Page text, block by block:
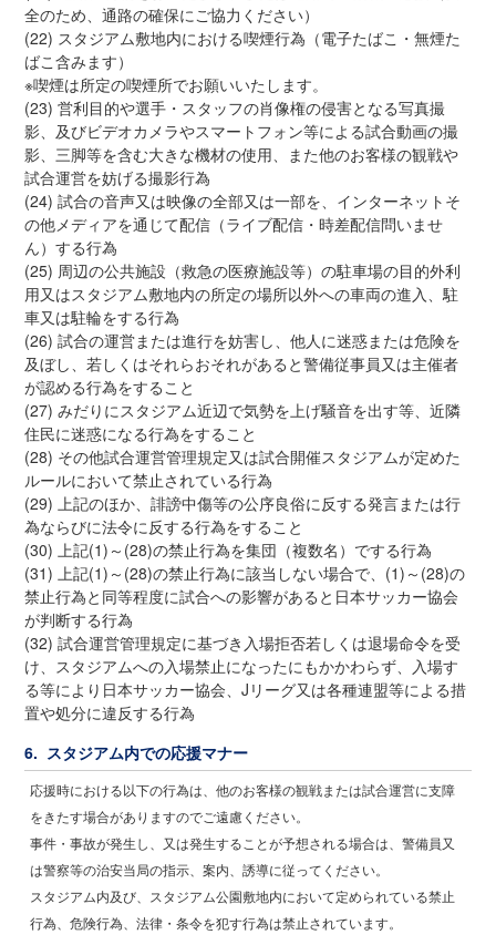
全のため、通路の確保にご協力ください）
(22) スタジアム敷地内における喫煙行為（電子たばこ・無煙た
ばこ含みます）
※喫煙は所定の喫煙所でお願いいたします。
(23) 営利目的や選手・スタッフの肖像権の侵害となる写真撮
影、及びビデオカメラやスマートフォン等による試合動画の撮
影、三脚等を含む大きな機材の使用、また他のお客様の観戦や
試合運営を妨げる撮影行為
(24) 試合の音声又は映像の全部又は一部を、インターネットそ
の他メディアを通じて配信（ライブ配信・時差配信問いませ
ん）する行為
(25) 周辺の公共施設（救急の医療施設等）の駐車場の目的外利
用又はスタジアム敷地内の所定の場所以外への車両の進入、駐
車又は駐輪をする行為
(26) 試合の運営または進行を妨害し、他人に迷惑または危険を
及ぼし、若しくはそれらおそれがあると警備従事員又は主催者
が認める行為をすること
(27) みだりにスタジアム近辺で気勢を上げ騒音を出す等、近隣
住民に迷惑になる行為をすること
(28) その他試合運営管理規定又は試合開催スタジアムが定めた
ルールにおいて禁止されている行為
(29) 上記のほか、誹謗中傷等の公序良俗に反する発言または行
為ならびに法令に反する行為をすること
(30) 上記(1)～(28)の禁止行為を集団（複数名）でする行為
(31) 上記(1)～(28)の禁止行為に該当しない場合で、(1)～(28)の
禁止行為と同等程度に試合への影響があると日本サッカー協会
が判断する行為
(32) 試合運営管理規定に基づき入場拒否若しくは退場命令を受
け、スタジアムへの入場禁止になったにもかかわらず、入場す
る等により日本サッカー協会、Jリーグ又は各種連盟等による措
置や処分に違反する行為
6. スタジアム内での応援マナー
応援時における以下の行為は、他のお客様の観戦または試合運営に支障
をきたす場合がありますのでご遠慮ください。
事件・事故が発生し、又は発生することが予想される場合は、警備員又
は警察等の治安当局の指示、案内、誘導に従ってください。
スタジアム内及び、スタジアム公園敷地内において定められている禁止
行為、危険行為、法律・条令を犯す行為は禁止されています。